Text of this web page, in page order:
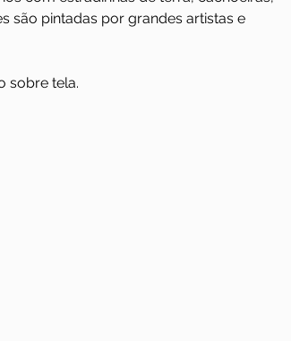
são pintadas por grandes artistas e
sobre tela.